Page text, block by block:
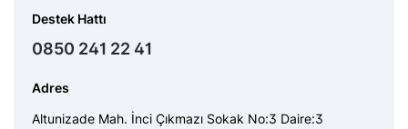
Destek Hattı
0850 241 22 41
Adres
Altunizade Mah. İnci Çıkmazı Sokak No:3 Daire:3